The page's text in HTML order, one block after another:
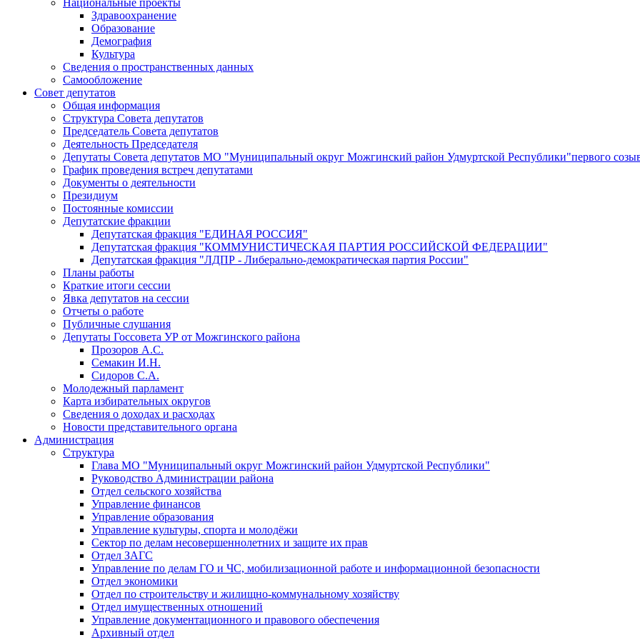
Здравоохранение
Образование
Демография
Культура
Сведения о пространственных данных
Самообложение
Совет депутатов
Общая информация
Структура Совета депутатов
Председатель Совета депутатов
Деятельность Председателя
Депутаты Совета депутатов МО "Муниципальный округ Можгинский район Удмуртской Республики"первого
График проведения встреч депутатами
Документы о деятельности
Президиум
Постоянные комиссии
Депутатские фракции
Депутатская фракция "ЕДИНАЯ РОССИЯ"
Депутатская фракция "КОММУНИСТИЧЕСКАЯ ПАРТИЯ РОССИЙСКОЙ ФЕДЕРАЦИИ"
Депутатская фракция "ЛДПР - Либерально-демократическая партия России"
Планы работы
Краткие итоги сессии
Явка депутатов на сессии
Отчеты о работе
Публичные слушания
Депутаты Госсовета УР от Можгинского района
Прозоров А.С.
Семакин И.Н.
Сидоров С.А.
Молодежный парламент
Карта избирательных округов
Сведения о доходах и расходах
Новости представительного органа
Администрация
Структура
Глава МО "Муниципальный округ Можгинский район Удмуртской Республики"
Руководство Администрации района
Отдел сельского хозяйства
Управление финансов
Управление образования
Управление культуры, спорта и молодёжи
Сектор по делам несовершеннолетних и защите их прав
Отдел ЗАГС
Управление по делам ГО и ЧС, мобилизационной работе и информационной безопасности
Отдел экономики
Отдел по строительству и жилищно-коммунальному хозяйству
Отдел имущественных отношений
Управление документационного и правового обеспечения
Архивный отдел